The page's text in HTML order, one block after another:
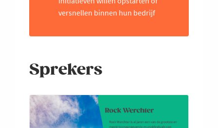
versnellen binnen hun bedrijf
Sprekers